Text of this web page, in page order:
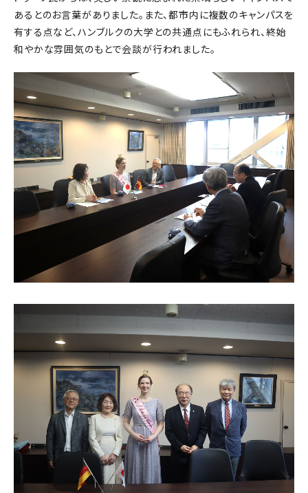
あるとのお言葉がありました。また、都市内に複数のキャンパスを
有する点など、ハンブルクの大学との共通点にもふれられ、終始
和やかな雰囲気のもとで会談が行われました。